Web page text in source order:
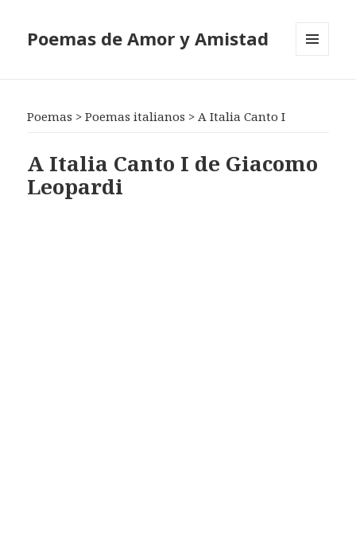
Poemas de Amor y Amistad
Poemas >Poemas italianos >A Italia Canto I
A Italia Canto I de Giacomo
Leopardi